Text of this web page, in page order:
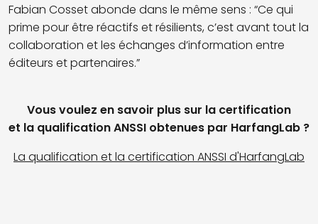
Fabian Cosset abonde dans le même sens : “Ce qui
prime pour être réactifs et résilients, c’est avant tout la
collaboration et les échanges d’information entre
éditeurs et partenaires.”
Vous voulez en savoir plus sur la certification
et la qualification ANSSI obtenues par HarfangLab ?
La qualification et la certification ANSSI d'HarfangLab